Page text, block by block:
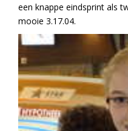
een knappe eindsprint als
mooie 3.17.04.